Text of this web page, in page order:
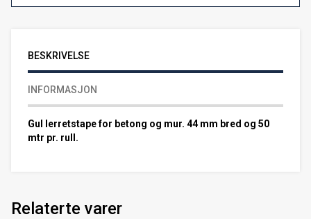
BESKRIVELSE
INFORMASJON
Gul lerretstape for betong og mur. 44 mm bred og 50
mtr pr. rull.
Relaterte varer